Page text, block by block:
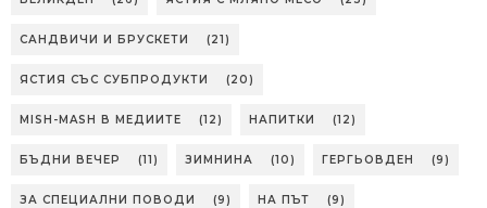
САНДВИЧИ И БРУСКЕТИ (21)
ЯСТИЯ СЪС СУБПРОДУКТИ (20)
MISH-MASH В МЕДИИТЕ (12) НАПИТКИ (12)
БЪДНИ ВЕЧЕР (11) ЗИМНИНА (10) ГЕРГЬОВДЕН (9)
ЗА СПЕЦИАЛНИ ПОВОДИ (9) НА ПЪТ (9)